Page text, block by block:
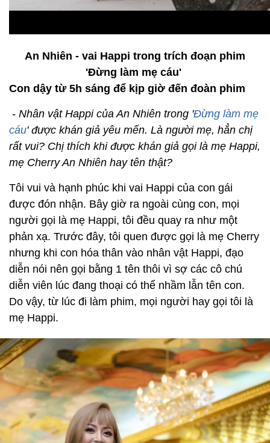
An Nhiên - vai Happi trong trích đoạn phim
'Đừng làm mẹ cáu'
Con dậy từ 5h sáng để kịp giờ đến đoàn phim
- Nhân vật Happi của An Nhiên trong 'Đừng làm mẹ
cáu' được khán giả yêu mến. Là người mẹ, hẳn chị
rất vui? Chị thích khi được khán giả gọi là mẹ Happi,
mẹ Cherry An Nhiên hay tên thật?
Tôi vui và hạnh phúc khi vai Happi của con gái
được đón nhận. Bây giờ ra ngoài cùng con, mọi
người gọi là mẹ Happi, tôi đều quay ra như một
phản xạ. Trước đây, tôi quen được gọi là mẹ Cherry
nhưng khi con hóa thân vào nhân vật Happi, đạo
diễn nói nên gọi bằng 1 tên thôi vì sợ các cô chú
diễn viên lúc đang thoại có thể nhầm lẫn tên con.
Do vậy, từ lúc đi làm phim, mọi người hay gọi tôi là
mẹ Happi.